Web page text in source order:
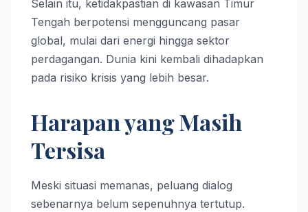
Selain itu, ketidakpastian di kawasan Timur
Tengah berpotensi mengguncang pasar
global, mulai dari energi hingga sektor
perdagangan. Dunia kini kembali dihadapkan
pada risiko krisis yang lebih besar.
Harapan yang Masih
Tersisa
Meski situasi memanas, peluang dialog
sebenarnya belum sepenuhnya tertutup.